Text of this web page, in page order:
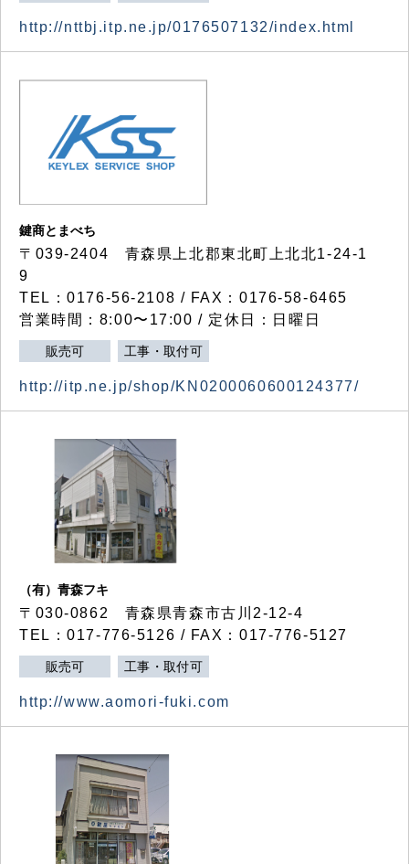
http://nttbj.itp.ne.jp/0176507132/index.html
鍵商とまべち
〒039-2404 青森県上北郡東北町上北北1-24-1
9
TEL：0176-56-2108 / FAX：0176-58-6465
営業時間：8:00〜17:00 / 定休日：日曜日
販売可 工事・取付可
http://itp.ne.jp/shop/KN0200060600124377/
（有）青森フキ
〒030-0862 青森県青森市古川2-12-4
TEL：017-776-5126 / FAX：017-776-5127
販売可 工事・取付可
http://www.aomori-fuki.com